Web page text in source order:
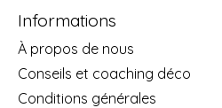
Informations
À propos de nous
Conseils et coaching déco
Conditions générales